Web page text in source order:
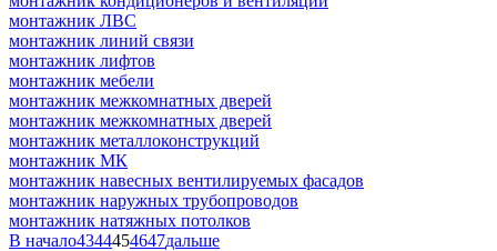
монтажник ЛВС
монтажник линий связи
монтажник лифтов
монтажник мебели
монтажник межкомнатных дверей
монтажник межкомнатных дверей
монтажник металлоконструкций
монтажник МК
монтажник навесных вентилируемых фасадов
монтажник наружных трубопроводов
монтажник натяжных потолков
В начало4344454647дальше